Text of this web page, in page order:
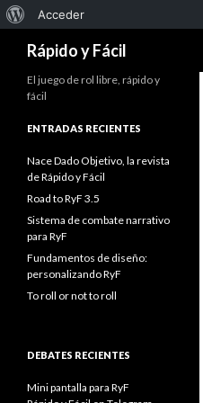
Acerca
de
Acceder
Rápido y Fácil
El juego de rol libre, rápido y
fácil
ENTRADAS RECIENTES
Nace Dado Objetivo, la revista
de Rápido y Fácil
Road to RyF 3.5
Sistema de combate narrativo
para RyF
Fundamentos de diseño:
personalizando RyF
To roll or not to roll
DEBATES RECIENTES
Mini pantalla para RyF